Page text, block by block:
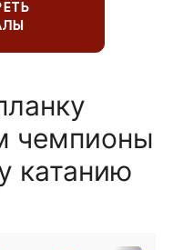
чемпионы
катанию